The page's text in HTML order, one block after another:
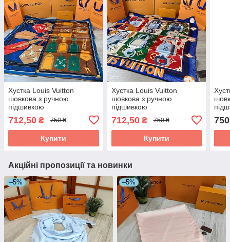
Хустка Louis Vuitton
шовкова з ручною
підшивкою
712,50 ₴ 750 ₴
Купити
Хустка Louis Vuitton
шовкова з ручною
підшивкою
712,50₴ 750 ₴
Купити
750
Акційні пропозиції та новинки
–5% –5%